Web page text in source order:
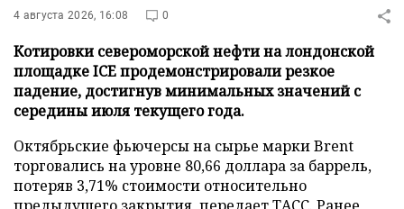
4 августа 2026, 16:08 0
Котировки североморской нефти на лондонской
площадке ICE продемонстрировали резкое
падение, достигнув минимальных значений с
середины июля текущего года.
Октябрьские фьючерсы на сырье марки Brent
торговались на уровне 80,66 доллара за баррель,
потеряв 3,71% стоимости относительно